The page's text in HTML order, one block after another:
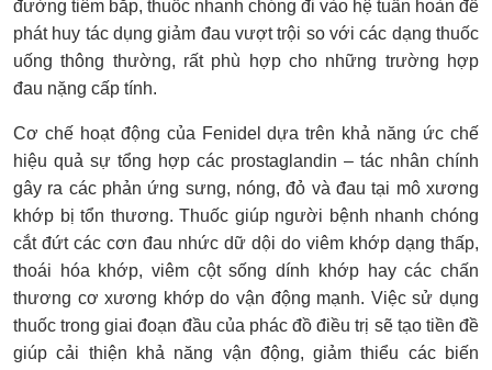
đường tiêm bắp, thuốc nhanh chóng đi vào hệ tuần hoàn để
phát huy tác dụng giảm đau vượt trội so với các dạng thuốc
uống thông thường, rất phù hợp cho những trường hợp
đau nặng cấp tính.
Cơ chế hoạt động của Fenidel dựa trên khả năng ức chế
hiệu quả sự tổng hợp các prostaglandin – tác nhân chính
gây ra các phản ứng sưng, nóng, đỏ và đau tại mô xương
khớp bị tổn thương. Thuốc giúp người bệnh nhanh chóng
cắt đứt các cơn đau nhức dữ dội do viêm khớp dạng thấp,
thoái hóa khớp, viêm cột sống dính khớp hay các chấn
thương cơ xương khớp do vận động mạnh. Việc sử dụng
thuốc trong giai đoạn đầu của phác đồ điều trị sẽ tạo tiền đề
giúp cải thiện khả năng vận động, giảm thiểu các biến